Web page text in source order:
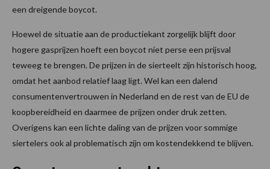
een dreigende boycot.
Hoewel de situatie aan de productiekant zorgelijk blijft door
hogere gasprijzen hoeft een boycot niet perse een prijsval
teweeg te brengen. De prijzen in de sierteelt zijn historisch hoog,
omdat het aanbod relatief laag ligt. Wel kan een dalend
consumentenvertrouwen in Nederland en de rest van de EU de
koopbereidheid en daarmee de prijzen onder druk zetten.
Overigens kan een lichte daling van de prijzen voor sommige
siertelers ook al problematisch zijn om kostendekkend te blijven.